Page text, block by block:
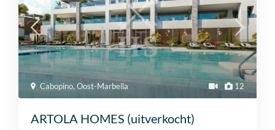
12
Cabopino,Oost-Marbella
ARTOLA HOMES (uitverkocht)